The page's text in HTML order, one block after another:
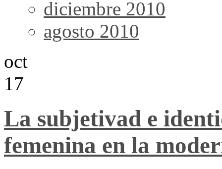
diciembre 2010
agosto 2010
oct
17
La subjetivad e
femenina en la